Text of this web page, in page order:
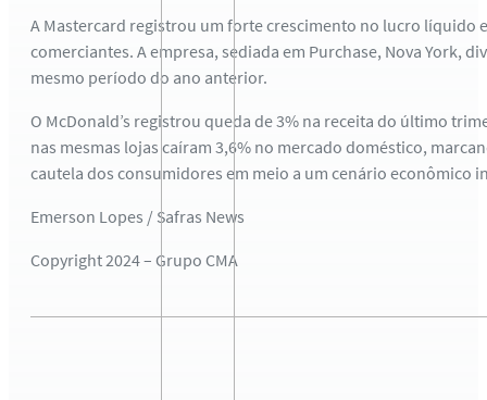
A Mastercard registrou um forte crescimento no lucro líquido
comerciantes. A empresa, sediada em Purchase, Nova York,
mesmo período do ano anterior.
O McDonald’s registrou queda de 3% na receita do último
nas mesmas lojas caíram 3,6% no mercado doméstico,
cautela dos consumidores em meio a um cenário econômico
Emerson Lopes / Safras News
Copyright 2024 – Grupo CMA